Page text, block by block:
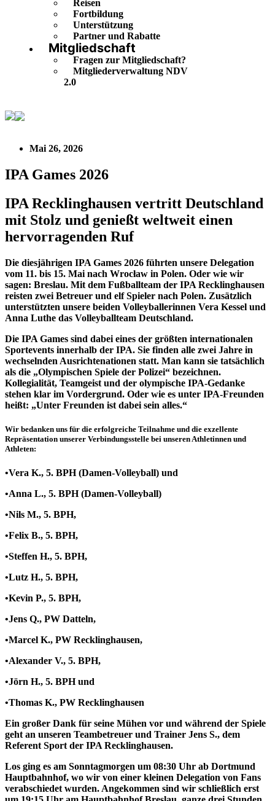
Reisen
Fortbildung
Unterstützung
Partner und Rabatte
Mitgliedschaft
Fragen zur Mitgliedschaft?
Mitgliederverwaltung NDV
2.0
Mai 26, 2026
IPA Games 2026
IPA Recklinghausen vertritt Deutschland
mit Stolz und genießt weltweit einen
hervorragenden Ruf
Die diesjährigen IPA Games 2026 führten unsere Delegation
vom 11. bis 15. Mai nach Wrocław in Polen. Oder wie wir
sagen: Breslau. Mit dem Fußballteam der IPA Recklinghausen
reisten zwei Betreuer und elf Spieler nach Polen. Zusätzlich
unterstützten unsere beiden Volleyballerinnen Vera Kessel und
Anna Luthe das Volleyballteam Deutschland.
Die IPA Games sind dabei eines der größten internationalen
Sportevents innerhalb der IPA. Sie finden alle zwei Jahre in
wechselnden Ausrichtenationen statt. Man kann sie tatsächlich
als die „Olympischen Spiele der Polizei“ bezeichnen.
Kollegialität, Teamgeist und der olympische IPA-Gedanke
stehen klar im Vordergrund. Oder wie es unter IPA-Freunden
heißt: „Unter Freunden ist dabei sein alles.“
Wir bedanken uns für die erfolgreiche Teilnahme und die exzellente
Repräsentation unserer Verbindungsstelle bei unseren Athletinnen und
Athleten:
•Vera K., 5. BPH (Damen-Volleyball) und
•Anna L., 5. BPH (Damen-Volleyball)
•Nils M., 5. BPH,
•Felix B., 5. BPH,
•Steffen H., 5. BPH,
•Lutz H., 5. BPH,
•Kevin P., 5. BPH,
•Jens Q., PW Datteln,
•Marcel K., PW Recklinghausen,
•Alexander V., 5. BPH,
•Jörn H., 5. BPH und
•Thomas K., PW Recklinghausen
Ein großer Dank für seine Mühen vor und während der Spiele
geht an unseren Teambetreuer und Trainer Jens S., dem
Referent Sport der IPA Recklinghausen.
Los ging es am Sonntagmorgen um 08:30 Uhr ab Dortmund
Hauptbahnhof, wo wir von einer kleinen Delegation von Fans
verabschiedet wurden. Angekommen sind wir schließlich erst